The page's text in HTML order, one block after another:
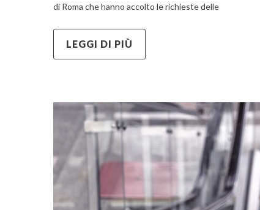
di Roma che hanno accolto le richieste delle
LEGGI DI PIÙ